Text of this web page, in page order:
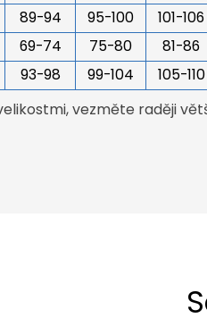
89-94 95-100 101-106
69-74 75-80 81-86
93-98 99-104 105-110
vezměte raději